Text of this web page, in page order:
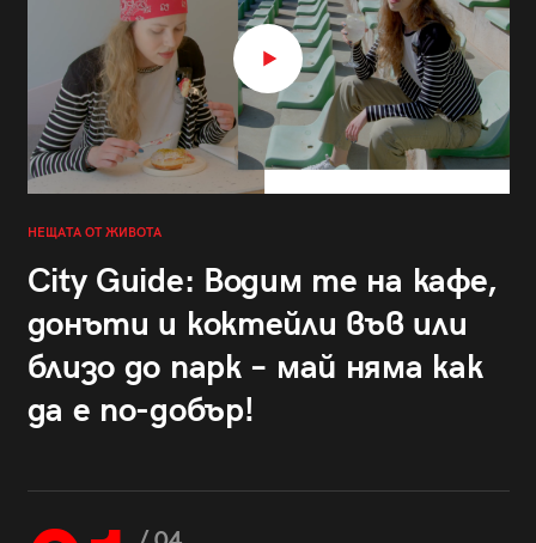
НЕЩАТА ОТ ЖИВОТА
City Guide: Водим те на кафе,
донъти и коктейли във или
близо до парк – май няма как
да е по-добър!